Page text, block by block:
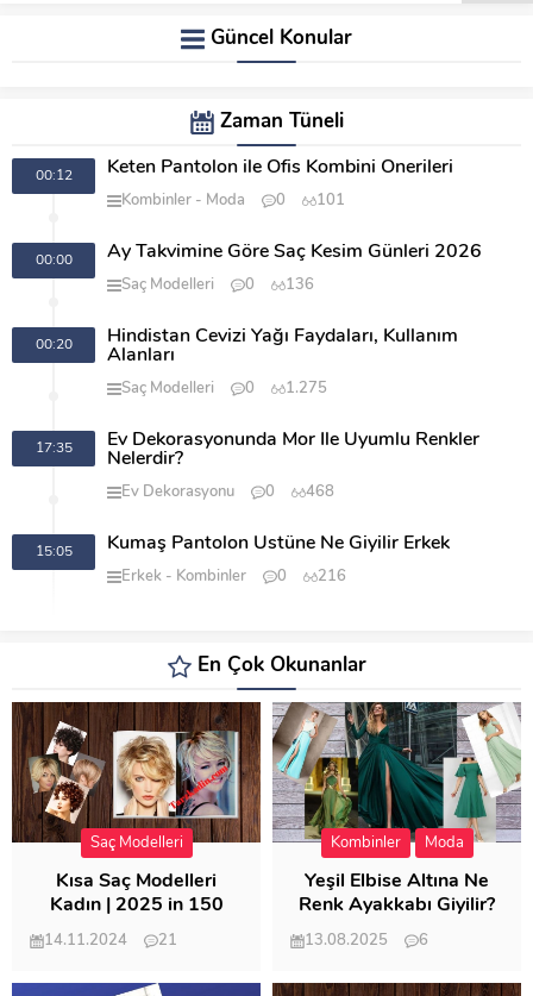
Güncel Konular
Zaman Tüneli
00:12 Keten Pantolon ile Ofis Kombini Önerileri
Kombinler Moda 0 101
00:00 Ay Takvimine Göre Saç Kesim Günleri 2026
Saç Modelleri 0 136
00:20
Hindistan Cevizi Yağı Faydaları, Kullanım
Alanları
Saç Modelleri 0 1.275
17:35
Ev Dekorasyonunda Mor İle Uyumlu Renkler
Nelerdir?
Ev Dekorasyonu 0 468
15:05 Kumaş Pantolon Üstüne Ne Giyilir Erkek
Erkek Kombinler 0 216
En Çok Okunanlar
Saç Modelleri
Kısa Saç Modelleri
Kadın | 2025 in 150
Modeli
14.11.2024
21
Kombinler Moda
Yeşil Elbise Altına Ne
Renk Ayakkabı Giyilir?
13.08.2025
6